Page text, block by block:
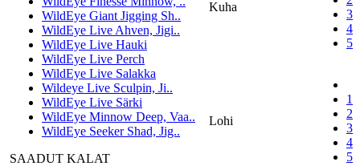
WildEye Giant Jigging Sh..
WildEye Live Ahven, Jigi..
WildEye Live Hauki
WildEye Live Perch
WildEye Live Salakka
Wildeye Live Sculpin, Ji..
WildEye Live Särki
WildEye Minnow Deep, Vaa..
WildEye Seeker Shad, Jig..
SAADUT KALAT
Kuha
3
4
5
Lohi
1
2
3
4
5